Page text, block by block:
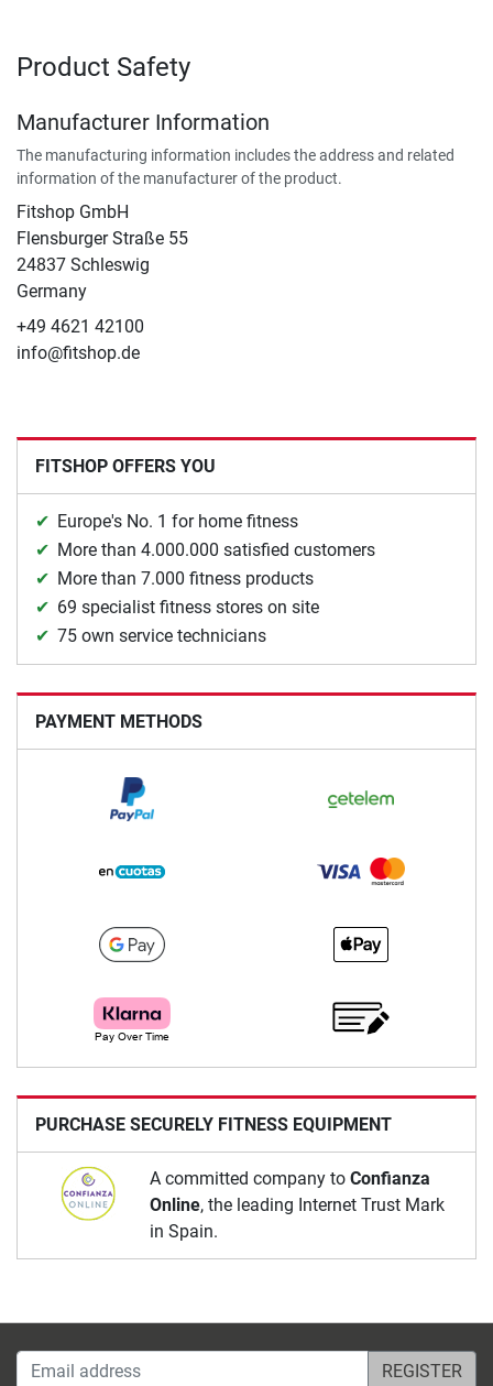
Product Safety
Manufacturer Information
The manufacturing information includes the address and related
information of the manufacturer of the product.
Fitshop GmbH
Flensburger Straße 55
24837 Schleswig
Germany
+49 4621 42100
info@fitshop.de
FITSHOP OFFERS YOU
Europe's No. 1 for home fitness
More than 4.000.000 satisfied customers
More than 7.000 fitness products
69 specialist fitness stores on site
75 own service technicians
PAYMENT METHODS
PURCHASE SECURELY FITNESS EQUIPMENT
A committed company to Confianza
Online, the leading Internet Trust Mark
in Spain.
Email address